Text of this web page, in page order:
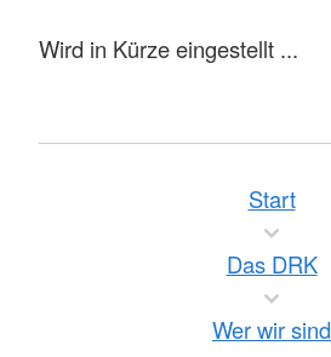
Wird in Kürze eingestellt ...
Start
Das DRK
Wer wir sind